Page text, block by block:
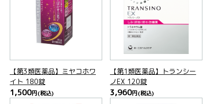
【第3類医薬品】ミヤコホワ
イト 180錠
1,500円(税込)
【第1類医薬品】トランシー
ノEX 120錠
3,960円(税込)